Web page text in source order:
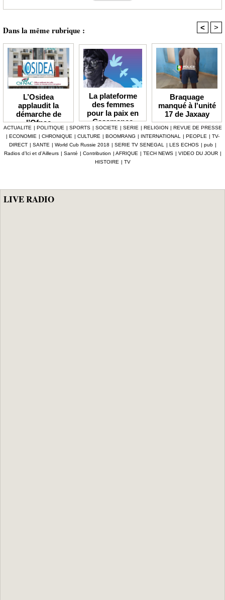
Dans la même rubrique : < >
L’Osidea
applaudit la
démarche de
l’Ofnac
La plateforme
des femmes
pour la paix en
Casamance
lauréate du Prix
Icip 2026
Braquage
manqué à l'unité
17 de Jaxaay
ACTUALITE | POLITIQUE | SPORTS | SOCIETE | SERIE | RELIGION | REVUE DE PRESSE
| ECONOMIE | CHRONIQUE | CULTURE | BOOMRANG | INTERNATIONAL | PEOPLE | TV-
DIRECT | SANTE | World Cub Russie 2018 | SERIE TV SENEGAL | LES ECHOS | pub |
Radios d’Ici et d’Ailleurs | Santé | Contribution | AFRIQUE | TECH NEWS | VIDEO DU JOUR |
HISTOIRE | TV
LIVE RADIO